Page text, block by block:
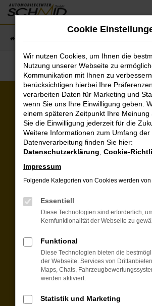
Zum
Hauptinhalt
Kunden über
Unkomplizierter Vorgang und
Autos für einen spitzen Preis.
Fahrzeuge gewaschen und
bekommen. Nett und
Herr Alex G.
Weitere Kundenstimmen
Öffnungszeiten &
07:15 bis 18:00 Uhr
Samstag:
09:00 bis 12:00 Uhr
+49 8421 97650
Cookie
Wir nutzen Cookies, um Ihnen die
Nutzung unserer Webseite zu
Kommunikation mit Ihnen zu
berücksichtigen hierbei Ihre
verarbeiten Daten für Marketing und
wenn Sie uns Ihre Einwilligung geben.
einem späteren Zeitpunkt Ihre Meinung
Sie die Einwilligung jederzeit für die
Weitere Informationen zum Umfang der
Datenverarbeitung finden Sie hier:
Datenschutzerklärung Cookie-
Impressum
Folgende Kategorien von Cookies werden
Essentiell
Diese Technologien sind erforderlich,
Kernfunktionalität der Webseite zu
Funktional
Diese Technologien bieten die
der Webseite. Services von
Maps, Chats,
werden aktiviert.
Statistik und Marketing